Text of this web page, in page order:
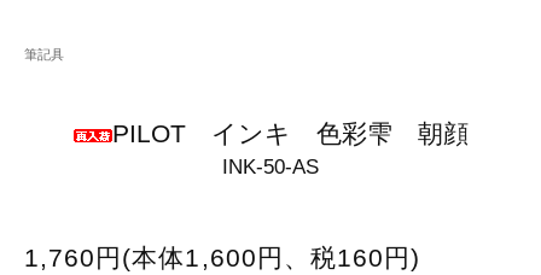
筆記具
PILOT インキ 色彩雫 朝顔
INK-50-AS
1,760円(本体1,600円、税160円)